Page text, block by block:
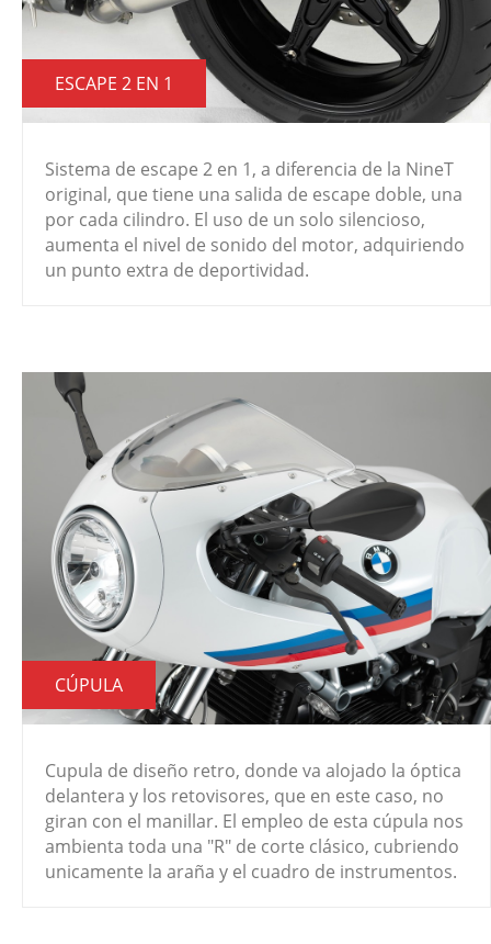
ESCAPE 2 EN 1
Sistema de escape 2 en 1, a diferencia de la NineT
original, que tiene una salida de escape doble, una
por cada cilindro. El uso de un solo silencioso,
aumenta el nivel de sonido del motor, adquiriendo
un punto extra de deportividad.
CÚPULA
Cupula de diseño retro, donde va alojado la óptica
delantera y los retovisores, que en este caso, no
giran con el manillar. El empleo de esta cúpula nos
ambienta toda una "R" de corte clásico, cubriendo
unicamente la araña y el cuadro de instrumentos.